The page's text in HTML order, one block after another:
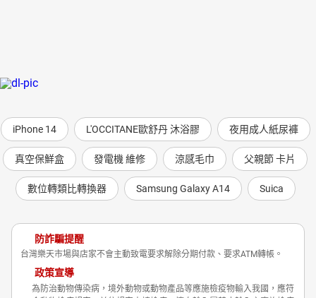
iPhone 14 L'OCCITANE歐舒丹 沐浴膠 夜用成人紙尿褲
真空保鮮盒 發電機 維修 涼感毛巾 父親節 卡片
數位轉類比轉換器 Samsung Galaxy A14 Suica
防詐騙提醒
台灣樂天市場與店家不會主動致電要求解除分期付款、要求ATM轉帳。
政策宣導
為防治動物傳染病，境外動物或動物產品等應施檢疫物輸入我國，應符